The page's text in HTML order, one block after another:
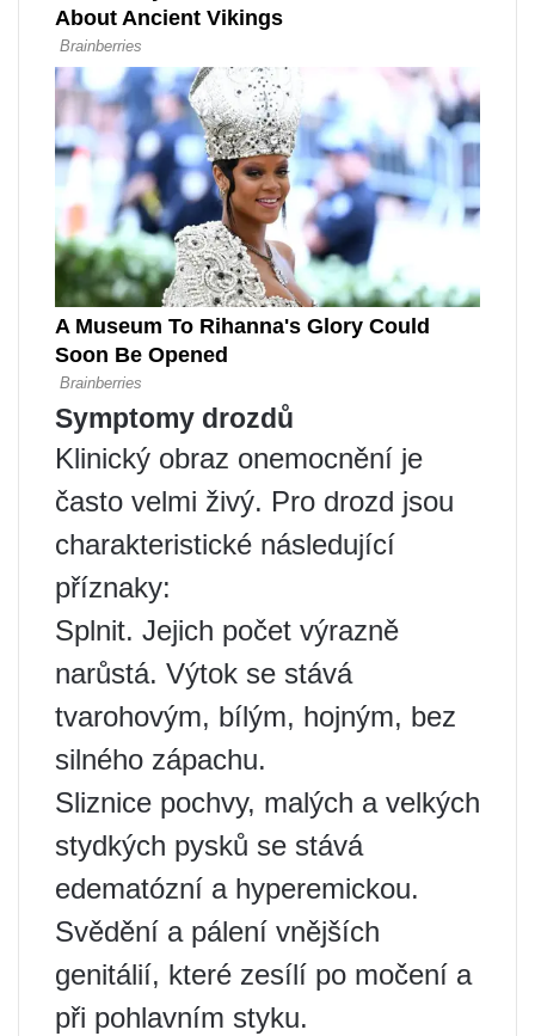
Symptomy drozdů
Klinický obraz onemocnění je
často velmi živý. Pro drozd jsou
charakteristické následující
příznaky:
Splnit. Jejich počet výrazně
narůstá. Výtok se stává
tvarohovým, bílým, hojným, bez
silného zápachu.
Sliznice pochvy, malých a velkých
stydkých pysků se stává
edematózní a hyperemickou.
Svědění a pálení vnějších
genitálií, které zesílí po močení a
při pohlavním styku.